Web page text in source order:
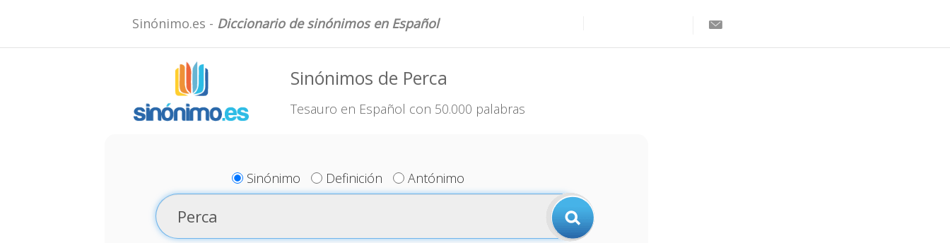
Sinónimo.es - Diccionario de sinónimos en Español
Sinónimos de Perca
Tesauro en Español con 50.000 palabras
Sinónimo Definición Antónimo